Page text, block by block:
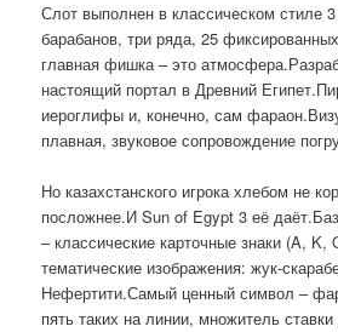
Слот выполнен в классическом стиле
барабанов, три ряда, 25
главная фишка – это
настоящий портал в Древний
иероглифы и, конечно, сам
плавная, звуковое сопровождение
Но казахстанского игрока хлебом не
посложнее.И Sun of Egypt 3 её
– классические карточные знаки (A, K,
тематические изображения: жук-
Нефертити.Самый ценный символ –
пять таких на линии, множитель ставки